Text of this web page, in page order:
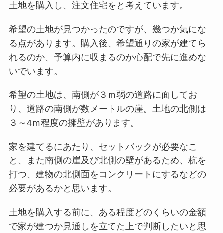
土地を購入し、注文住宅をと考えています。
希望の土地が見つかったのですが、幾つか気にな
る点があります。購入後、希望通りの家が建てら
れるのか、予算内に収まるのか心配で先に進めな
いでいます。
希望の土地は、南側が３ｍ弱の道路に面してお
り、道路の南側が数メートルの崖。土地の北側は
３～4ｍ程度の擁壁があります。
家を建てるにあたり、セットバックが必要なこ
と、また南側の崖及び北側の壁があるため、杭を
打つ、建物の北側面をコンクリートにするなどの
必要があるかと思います。
土地を購入する前に、ある程度どのくらいの金額
で家が建つか見通しを立てた上で判断したいと思